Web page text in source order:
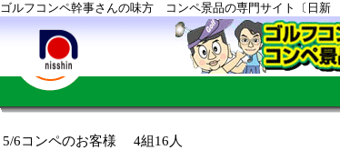
ゴルフコンペ幹事さんの味方 コンペ景品の専門サイト〔日新
5/6コンペのお客様 4組16人